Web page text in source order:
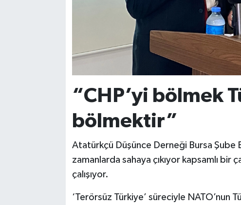
“CHP’yi bölmek
bölmektir”
Atatürkçü Düşünce Derneği Bursa Şube
zamanlarda sahaya çıkıyor kapsamlı bir
çalışıyor.
‘Terörsüz Türkiye’ süreciyle NATO’nun